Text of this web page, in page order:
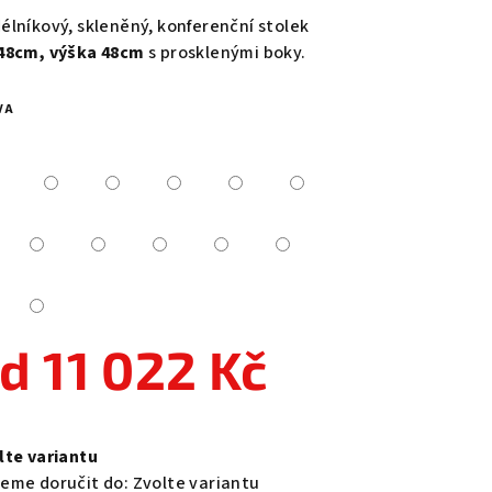
skleněný, konferenční stolek
výška 48cm s prosklenými boky.
11 022 Kč
variantu
doručit do: Zvolte variantu